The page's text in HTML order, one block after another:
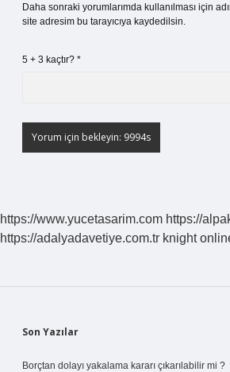
Daha sonraki yorumlarımda kullanılması için
site adresim bu tarayıcıya kaydedilsin.
5 + 3 kaçtır? *
https://www.yucetasarim.com https://
https://adalyadavetiye.com.tr knight
Sidebar
Son Yazılar
Borçtan dolayı yakalama kararı çıkarılabilir mi ?